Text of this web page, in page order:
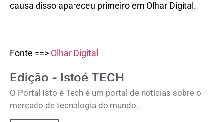
causa disso apareceu primeiro em Olhar Digital.
Fonte ==> Olhar Digital
Edição - Istoé TECH
O Portal Isto é Tech é um portal de notícias sobre o
mercado de tecnologia do mundo.